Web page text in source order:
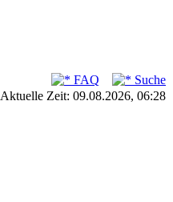
FAQ
Suche
Aktuelle Zeit: 09.08.2026, 06:28